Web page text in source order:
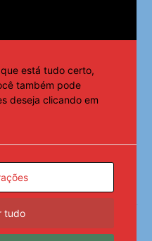
responsáveis sejam
esteja cada vez mais
em plataformas não
está tudo certo,
também pode
deseja clicando em
tudo